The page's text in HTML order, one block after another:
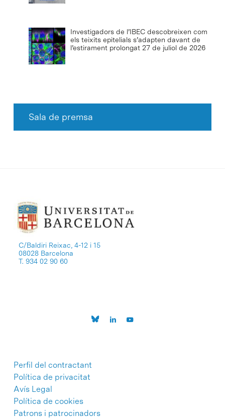
Investigadors de l’IBEC descobreixen com
els teixits epitelials s’adapten davant de
l’estirament prolongat 27 de juliol de 2026
Sala de premsa
C/Baldiri Reixac, 4-12 i 15
08028 Barcelona
T. 934 02 90 60
Perfil del contractant
Política de privacitat
Avís Legal
Política de cookies
Patrons i patrocinadors